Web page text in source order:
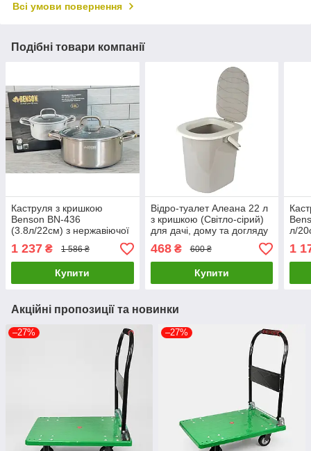
Всі умови повернення
Подібні товари компанії
Каструля з кришкою
Benson BN-436
(3.8л/22см) з нержавіючої
1 237 ₴ 1 586 ₴
Купити
Відро-туалет Алеана 22 л
з кришкою (Світло-сірий)
для дачі, дому та догляду
468₴ 600 ₴
Купити
л/
1
Акційні пропозиції та новинки
–27% –27%